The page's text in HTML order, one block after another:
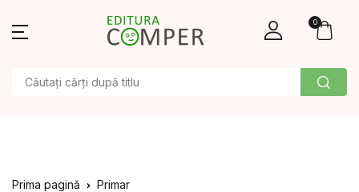
0
Prima pagină Primar